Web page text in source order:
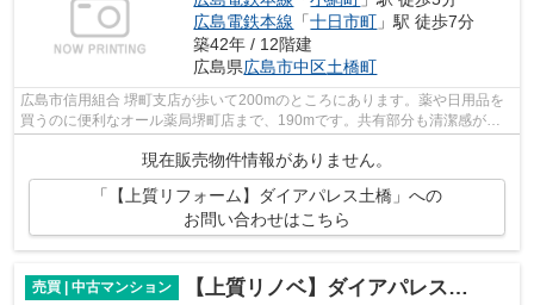
広島電鉄本線 「十日市町 」駅 徒歩7分
築42年 / 12階建
広島県広島市中区土橋町
広島市信用組合 堺町支店が歩いて200mのところにあります。薬や日用品を
買うのに便利なオール薬局堺町店まで、190mです。共有部分も清潔感があ
り、綺麗な中古マンションです。この物件...
現在販売物件情報がありません。
「【上質リフォーム】ダイアパレス土橋」への
お問い合わせはこちら
売買 | 中古マンション 【上質リノベ】ダイアパレス堺町